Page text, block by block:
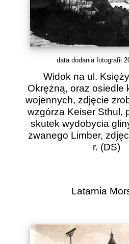
data dodania fotografii
Widok na ul.
Okrężną, oraz osiedle
wojennych, zdjęcie
wzgórza Keiser Sthul,
skutek wydobycia
zwanego Limber,
r. (DS)
Latarnia